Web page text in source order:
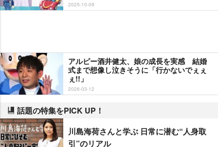
2025-10-09
アルピー酒井健太、娘の成長を実感 結婚
式まで想像し泣きそうに「行かないでぇぇ
ぇ!!」
2026-03-12
話題の特集をPICK UP！
川島海荷さんと学ぶ 日常に潜む“人身取
引”のリアル